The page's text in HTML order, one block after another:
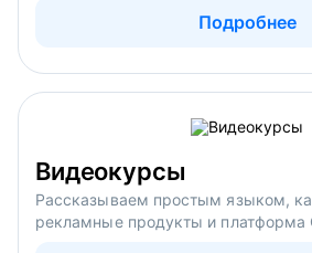
Подробнее
Видеокурсы
Рассказываем простым языком,
рекламные продукты и платформа